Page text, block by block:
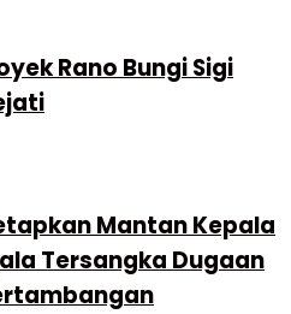
Rano Bungi Sigi
Mantan Kepala
Tersangka Dugaan